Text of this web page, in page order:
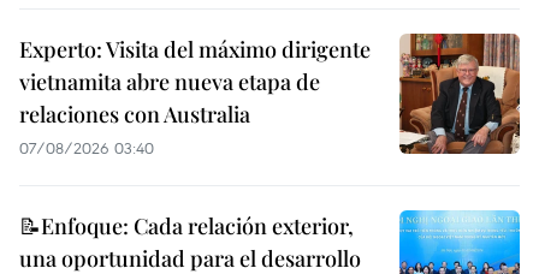
Experto: Visita del máximo dirigente
vietnamita abre nueva etapa de
relaciones con Australia
07/08/2026 03:40
📝Enfoque: Cada relación exterior,
una oportunidad para el desarrollo